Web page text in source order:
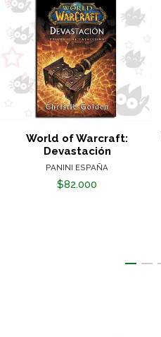
World of Warcraft:
Devastación
PANINI ESPAÑA
$82.000